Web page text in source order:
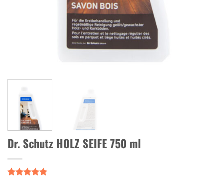
Dr. Schutz HOLZ SEIFE 750 ml